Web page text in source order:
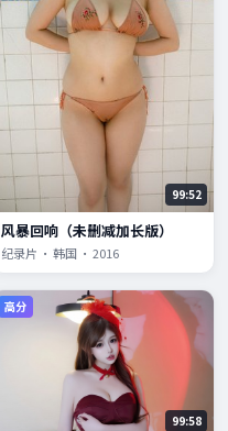
99:52
风暴回响（未删减加长版）
纪录片 · 韩国 · 2016
高分
99:58